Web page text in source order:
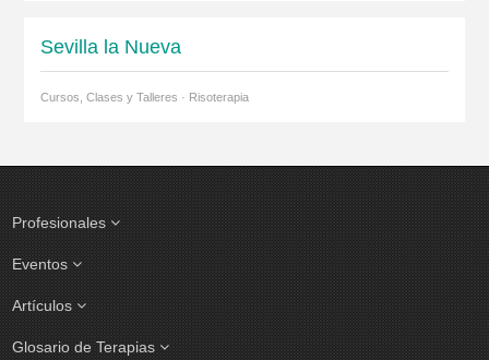
Sevilla la Nueva
Cursos, Clases y Talleres · Risoterapia
Profesionales
Eventos
Artículos
Glosario de Terapias